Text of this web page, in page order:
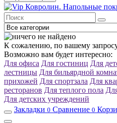
К сожалению, по вашему
Возможно вам будет интересно:
Для офиса Для гостиниц Для
лестницы Для бильярдной
прихожей Для спортзала Для
ресторанов Для теплого пола
Для детских учреждений
Закладки 0 Сравнение 0